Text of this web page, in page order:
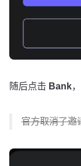
随后点击 Bank
官方取消了邀